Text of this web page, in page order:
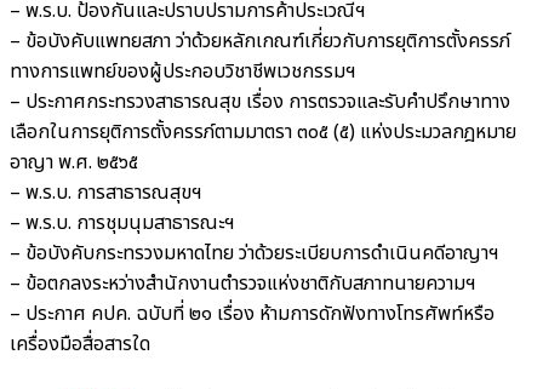
– พ.ร.บ. ป้องกันและปราบปรามการค้าประเวณีฯ
– ข้อบังคับแพทยสภา ว่าด้วยหลักเกณฑ์เกี่ยวกับการยุติการตั้งครรภ์
ทางการแพทย์ของผู้ประกอบวิชาชีพเวชกรรมฯ
– ประกาศกระทรวงสาธารณสุข เรื่อง การตรวจและรับคำปรึกษาทาง
เลือกในการยุติการตั้งครรภ์ตามมาตรา ๓๐๕ (๕) แห่งประมวลกฎหมาย
อาญา พ.ศ. ๒๕๖๕
– พ.ร.บ. การสาธารณสุขฯ
– พ.ร.บ. การชุมนุมสาธารณะฯ
– ข้อบังคับกระทรวงมหาดไทย ว่าด้วยระเบียบการดำเนินคดีอาญาฯ
– ข้อตกลงระหว่างสำนักงานตำรวจแห่งชาติกับสภาทนายความฯ
– ประกาศ คปค. ฉบับที่ ๒๑ เรื่อง ห้ามการดักฟังทางโทรศัพท์หรือ
เครื่องมือสื่อสารใด